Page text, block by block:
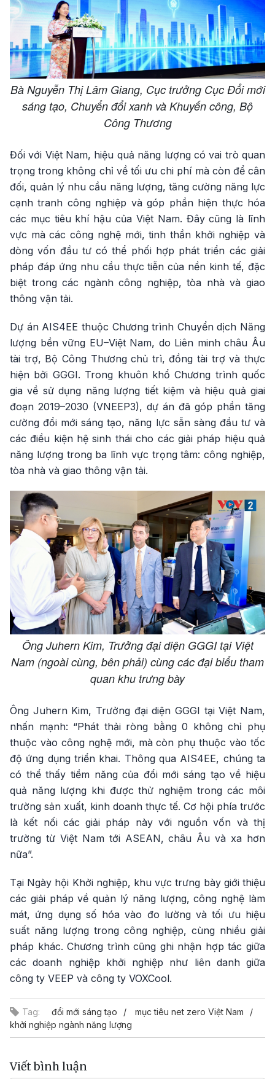
Bà Nguyễn Thị Lâm Giang, Cục trưởng Cục Đổi mới
sáng tạo, Chuyển đổi xanh và Khuyến công, Bộ
Công Thương
Đối với Việt Nam, hiệu quả năng lượng có vai trò quan
trọng trong không chỉ về tối ưu chi phí mà còn để cân
đối, quản lý nhu cầu năng lượng, tăng cường năng lực
cạnh tranh công nghiệp và góp phần hiện thực hóa
các mục tiêu khí hậu của Việt Nam. Đây cũng là lĩnh
vực mà các công nghệ mới, tinh thần khởi nghiệp và
dòng vốn đầu tư có thể phối hợp phát triển các giải
pháp đáp ứng nhu cầu thực tiễn của nền kinh tế, đặc
biệt trong các ngành công nghiệp, tòa nhà và giao
thông vận tải.
Dự án AIS4EE thuộc Chương trình Chuyển dịch Năng
lượng bền vững EU–Việt Nam, do Liên minh châu Âu
tài trợ, Bộ Công Thương chủ trì, đồng tài trợ và thực
hiện bởi GGGI. Trong khuôn khổ Chương trình quốc
gia về sử dụng năng lượng tiết kiệm và hiệu quả giai
đoạn 2019–2030 (VNEEP3), dự án đã góp phần tăng
cường đổi mới sáng tạo, năng lực sẵn sàng đầu tư và
các điều kiện hệ sinh thái cho các giải pháp hiệu quả
năng lượng trong ba lĩnh vực trọng tâm: công nghiệp,
tòa nhà và giao thông vận tải.
Ông Juhern Kim, Trưởng đại diện GGGI tại Việt
Nam (ngoài cùng, bên phải) cùng các đại biểu tham
quan khu trưng bày
Ông Juhern Kim, Trưởng đại diện GGGI tại Việt Nam,
nhấn mạnh: “Phát thải ròng bằng 0 không chỉ phụ
thuộc vào công nghệ mới, mà còn phụ thuộc vào tốc
độ ứng dụng triển khai. Thông qua AIS4EE, chúng ta
có thể thấy tiềm năng của đổi mới sáng tạo về hiệu
quả năng lượng khi được thử nghiệm trong các môi
trường sản xuất, kinh doanh thực tế. Cơ hội phía trước
là kết nối các giải pháp này với nguồn vốn và thị
trường từ Việt Nam tới ASEAN, châu Âu và xa hơn
nữa”.
Tại Ngày hội Khởi nghiệp, khu vực trưng bày giới thiệu
các giải pháp về quản lý năng lượng, công nghệ làm
mát, ứng dụng số hóa vào đo lường và tối ưu hiệu
suất năng lượng trong công nghiệp, cùng nhiều giải
pháp khác. Chương trình cũng ghi nhận hợp tác giữa
các doanh nghiệp khởi nghiệp như liên danh giữa
công ty VEEP và công ty VOXCool.
Tag: đổi mới sáng tạo
mục tiêu net zero Việt Nam
khởi nghiệp ngành năng lượng
Viết bình luận